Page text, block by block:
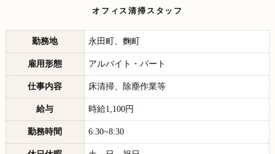
オフィス清掃スタッフ
勤務地 永田町、麴町
雇用形態 アルバイト・パート
仕事内容 床清掃、除塵作業等
給与 時給1,100円
勤務時間 6:30~8:30